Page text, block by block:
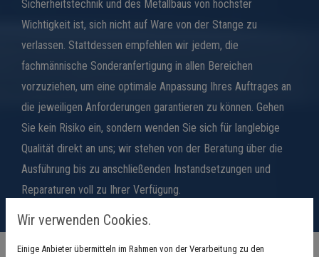
Sicherheitstechnik und des Metallbaus von höchster
Wichtigkeit ist, sich nicht auf Ware von der Stange zu
verlassen. Stattdessen empfehlen wir jedem, die
fachmännische Sonderanfertigung in allen Bereichen
vorzuziehen, um eine optimale Anpassung Ihres Auftrages an
die jeweiligen Anforderungen garantieren zu können. Gehen
Sie kein Risiko ein, sondern wenden Sie sich für langlebige
Qualität direkt an uns; wir stehen von der Beratung über die
Ausführung bis zu anschließenden Instandsetzungen und
Reparaturen voll zu Ihrer Verfügung.
Wir verwenden Cookies.
Einige Anbieter übermitteln im Rahmen von der Verarbeitung zu den